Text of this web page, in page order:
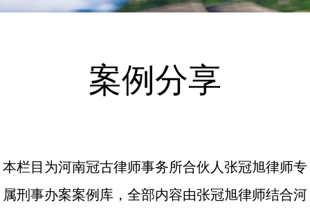
案例分享
本栏目为河南冠古律师事务所合伙人张冠旭律师专
属刑事办案案例库，全部内容由张冠旭律师结合河